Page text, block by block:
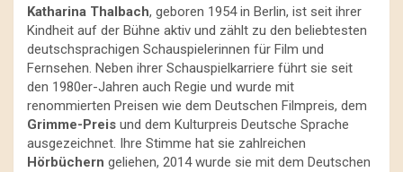
Katharina Thalbach, geboren 1954 in Berlin, ist seit ihrer
Kindheit auf der Bühne aktiv und zählt zu den beliebtesten
deutschsprachigen Schauspielerinnen für Film und
Fernsehen. Neben ihrer Schauspielkarriere führt sie seit
den 1980er-Jahren auch Regie und wurde mit
renommierten Preisen wie dem Deutschen Filmpreis, dem
Grimme-Preis und dem Kulturpreis Deutsche Sprache
ausgezeichnet. Ihre Stimme hat sie zahlreichen
Hörbüchern geliehen, 2014 wurde sie mit dem Deutschen